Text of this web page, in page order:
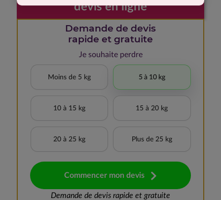
devis en ligne
Demande de devis
rapide et gratuite
Je souhaite perdre
Moins de 5 kg 5 à 10 kg
10 à 15 kg 15 à 20 kg
20 à 25 kg Plus de 25 kg
Commencer mon devis
Demande de devis rapide et gratuite